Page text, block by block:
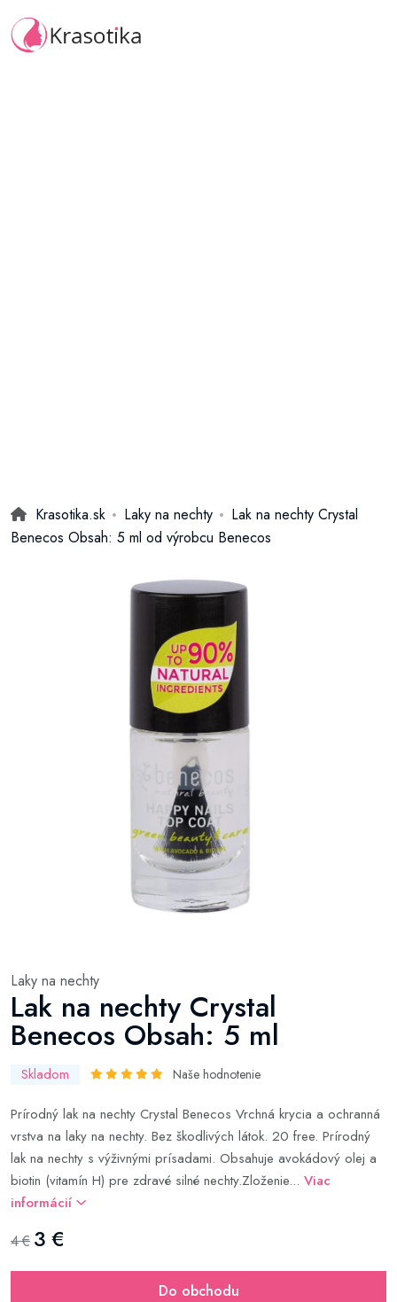
Krasotika.sk Laky na nechty
Lak na nechty Crystal
Benecos Obsah: 5 ml od výrobcu Benecos
Laky na nechty
Lak na nechty Crystal
Benecos Obsah: 5 ml
Skladom Naše hodnotenie
Prírodný lak na nechty Crystal Benecos Vrchná krycia a ochranná
vrstva na laky na nechty. Bez škodlivých látok. 20 free. Prírodný
lak na nechty s výživnými prísadami. Obsahuje avokádový olej a
biotin (vitamín H) pre zdravé silné nechty.Zloženie... Viac
informácií
4 € 3 €
Do obchodu